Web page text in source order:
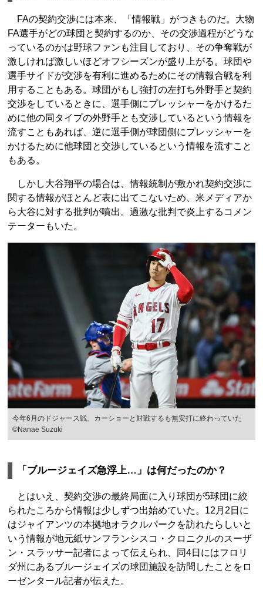
FAの契約交渉には本来、「情報戦」がつきものだ。大物
FA選手がどの球団と契約するのか、その交渉過程がどうな
っているのかは野球ファンも注目しており、その争奪戦が
激しければ激しいほどオフシーズンが盛り上がる。球団や
選手サイドが交渉を有利に進めるためにその情報合戦を利
用することもある。球団がもし強打の左打ち外野手と契約
交渉をしているときに、選手側にプレッシャーをかけるた
めに他の同タイプの外野手とも交渉しているという情報を
流すこともあれば、逆に選手側が球団側にプレッシャーを
かけるために他球団と交渉しているという情報を流すこと
もある。
しかし大谷翔平の場合は、情報統制が敷かれ契約交渉に
関する情報がほとんど表に出てこないため、米メディアか
ら大谷に対する批判が噴出。過激な批判で炎上するコメン
テーターもいた。
今年6月のドジャース戦、カーショーと対戦するも無安打に終わっていた
©Nanae Suzuki
「ブルージェイズ急浮上…」は何だったのか？
とはいえ、契約交渉の最終局面に入り球団が5球団に絞
られたころから情報は少しずつ出始めていた。12月2日に
はジャイアンツの本拠地オラクルパークを訪れたらしいと
いう情報が地元紙サンフランシスコ・クロニクルのスーザ
ン・スラッサー記者によって伝えられ、同4日にはフロリ
ダ州にあるブルージェイズの球団施設を訪問したことをロ
ーゼンタール記者が伝えた。